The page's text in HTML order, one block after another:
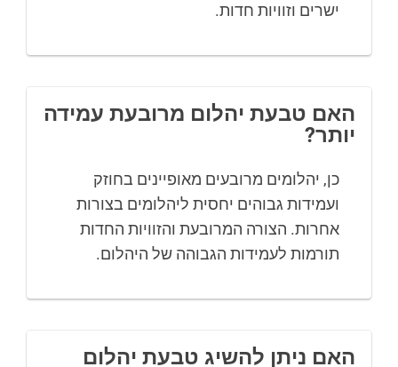
ישרים וזוויות חדות.
האם טבעת יהלום מרובעת עמידה
יותר?
כן, יהלומים מרובעים מאופיינים בחוזק
ועמידות גבוהים יחסית ליהלומים בצורות
אחרות. הצורה המרובעת והזוויות החדות
תורמות לעמידות הגבוהה של היהלום.
האם ניתן להשיג טבעת יהלום